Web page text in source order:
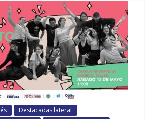
Destacadas lateral